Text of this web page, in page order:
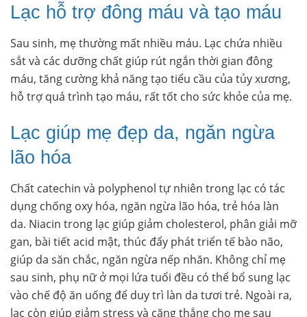
Lạc hỗ trợ đông máu và tạo máu
Sau sinh, mẹ thường mất nhiều máu. Lạc chứa nhiều
sắt và các dưỡng chất giúp rút ngắn thời gian đông
máu, tăng cường khả năng tạo tiểu cầu của tủy xương,
hỗ trợ quá trình tạo máu, rất tốt cho sức khỏe của mẹ.
Lạc giúp mẹ đẹp da, ngăn ngừa
lão hóa
Chất catechin và polyphenol tự nhiên trong lạc có tác
dụng chống oxy hóa, ngăn ngừa lão hóa, trẻ hóa làn
da. Niacin trong lạc giúp giảm cholesterol, phân giải mỡ
gan, bài tiết acid mật, thúc đẩy phát triển tế bào não,
giúp da săn chắc, ngăn ngừa nếp nhăn. Không chỉ mẹ
sau sinh, phụ nữ ở mọi lứa tuổi đều có thể bổ sung lạc
vào chế độ ăn uống để duy trì làn da tươi trẻ. Ngoài ra,
lạc còn giúp giảm stress và căng thẳng cho mẹ sau